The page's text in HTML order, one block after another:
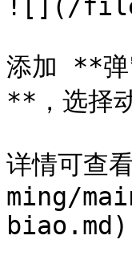
![](/files/
添加 **弹
**，选择
详情可
ming/
biao.md)